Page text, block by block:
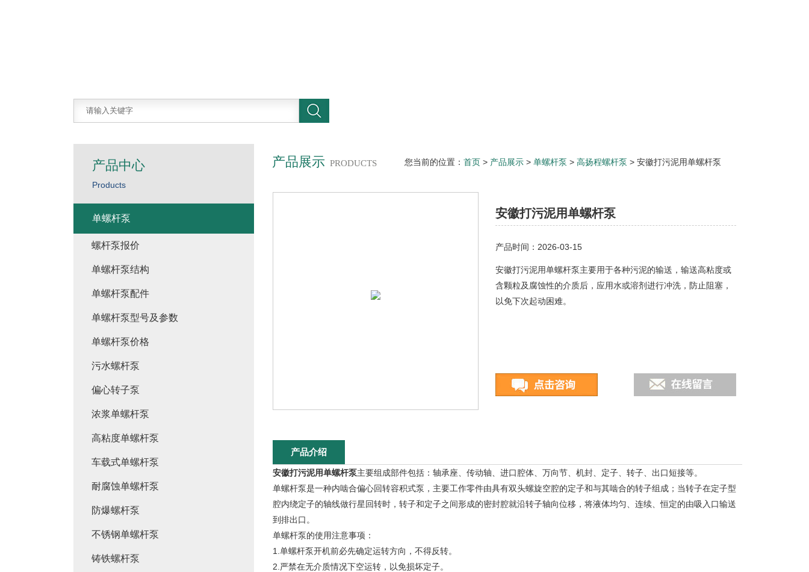
产品展示 PRODUCTS 您当前的位置： 首页 > 产品展示 > 单螺杆泵 > 高扬程螺杆泵 > 安徽打污泥用单螺杆泵
安徽打污泥用单螺杆泵
产品时间：2026-03-15
安徽打污泥用单螺杆泵主要用于各种污泥的输送，输送高粘度或
含颗粒及腐蚀性的介质后，应用水或溶剂进行冲洗，防止阻塞，
以免下次起动困难。
产品介绍
安徽打污泥用单螺杆泵主要组成部件包括：轴承座、传动轴、进口腔体、万向节、机封、定子、转子、出口短接等。
单螺杆泵是一种内啮合偏心回转容积式泵，主要工作零件由具有双头螺旋空腔的定子和与其啮合的转子组成；当转子在定子型
腔内绕定子的轴线做行星回转时，转子和定子之间形成的密封腔就沿转子轴向位移，将液体均匀、连续、恒定的由吸入口输送
到排出口。
单螺杆泵的使用注意事项：
1.单螺杆泵开机前必先确定运转方向，不得反转。
2.严禁在无介质情况下空运转，以免损坏定子。
产品中心
Products
单螺杆泵
螺杆泵报价
单螺杆泵结构
单螺杆泵配件
单螺杆泵型号及参数
单螺杆泵价格
污水螺杆泵
偏心转子泵
浓浆单螺杆泵
高粘度单螺杆泵
车载式单螺杆泵
耐腐蚀单螺杆泵
防爆螺杆泵
不锈钢单螺杆泵
铸铁螺杆泵